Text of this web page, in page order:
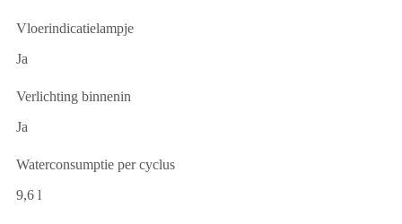
Vloerindicatielampje
Ja
Verlichting binnenin
Ja
Waterconsumptie per cyclus
9,6 l